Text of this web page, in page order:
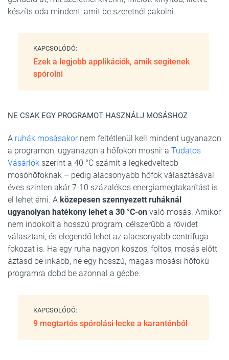
készíts oda mindent, amit be szeretnél pakolni.
KAPCSOLÓDÓ:
Ezek a legjobb applikációk, amik segítenek
spórolni
NE CSAK EGY PROGRAMOT HASZNÁLJ MOSÁSHOZ
A ruhák mosásakornem feltétlenül kell mindent ugyanazon
a programon, ugyanazon a hőfokon mosni: a Tudatos
Vásárlók szerint a 40 °C számít a legkedveltebb
mosóhőfoknak – pedig alacsonyabb hőfok választásával
éves szinten akár 7-10 százalékos energiamegtakarítást is
el lehet érni. A közepesen szennyezett ruháknál
ugyanolyan hatékony lehet a 30 °C-on való mosás. Amikor
nem indokolt a hosszú program, célszerűbb a rövidet
választani, és elegendő lehet az alacsonyabb centrifuga
fokozat is. Ha egy ruha nagyon koszos, foltos, mosás előtt
áztasd be inkább, ne egy hosszú, magas mosási hőfokú
programra dobd be azonnal a gépbe.
KAPCSOLÓDÓ:
9 megtartós spórolási lecke a karanténból